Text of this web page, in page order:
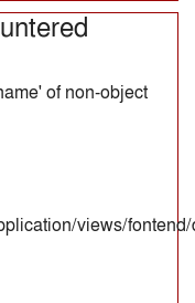
of non-object
views/